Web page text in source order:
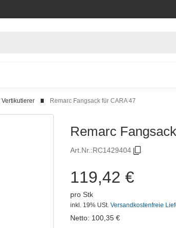
Remarc Fangsack für CARA 47
Remarc
Art.Nr.:RC1429404
119,42 €
pro Stk
inkl. 19% USt. Versandkostenfreie
Netto: 100,35 €